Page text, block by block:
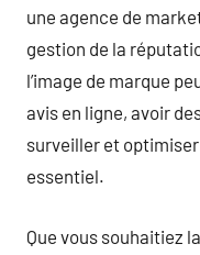
une agence de
gestion de la
l’image de marque
avis en ligne, avoir
surveiller et
essentiel.
Que vous souhaitiez